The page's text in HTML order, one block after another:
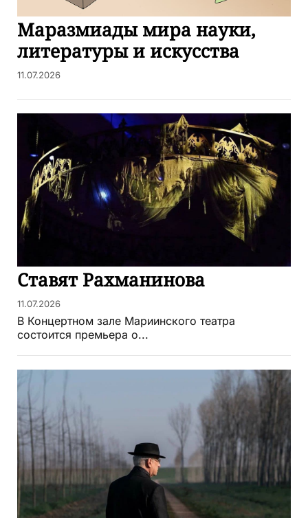
Маразмиады мира науки,
литературы и искусства
11.07.2026
Ставят Рахманинова
11.07.2026
В Концертном зале Мариинского театра
состоится премьера о...